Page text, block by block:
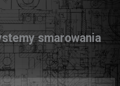
smarowania